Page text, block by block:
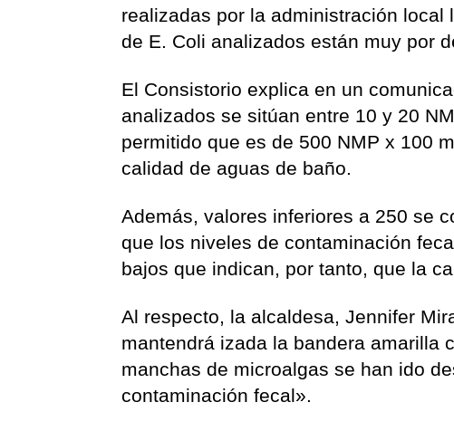
realizadas por la administración
de E. Coli analizados están muy por
El Consistorio explica en un
analizados se sitúan entre 10 y 20
permitido que es de 500 NMP x 100
calidad de aguas de baño.
Además, valores inferiores a 250 se
que los niveles de contaminación
bajos que indican, por tanto, que la
Al respecto, la alcaldesa, Jennifer
mantendrá izada la bandera amarilla
manchas de microalgas se han ido
contaminación fecal».